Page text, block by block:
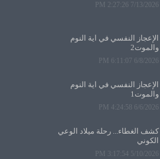
7/13/2026 2:27:26 PM
الإعجاز النفسي في آية النوم
والموت2
6/8/2026 6:11:07 PM
الإعجاز النفسي في آية النوم
والموت1
6/6/2026 4:24:58 PM
كشف الغطاء... رحلة ميلاد الوعي
الكوني
5/10/2026 3:17:54 PM